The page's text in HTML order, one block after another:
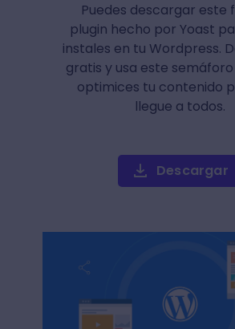
Puedes descargar este
plugin hecho por Yoast
instales en tu Wordpress.
gratis y usa este
optimices tu contenido
llegue a todos.
Descargar